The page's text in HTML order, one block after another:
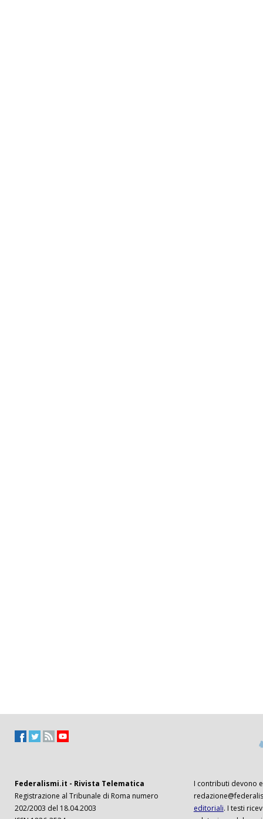
Federalismi.it - Rivista Telematica
Registrazione al Tribunale di Roma numero
202/2003 del 18.04.2003
I contributi devono
editoriali. I testi